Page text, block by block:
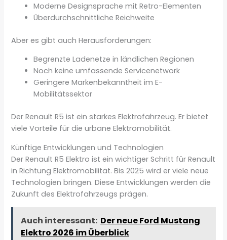
Moderne Designsprache mit Retro-Elementen
Überdurchschnittliche Reichweite
Aber es gibt auch Herausforderungen:
Begrenzte Ladenetze in ländlichen Regionen
Noch keine umfassende Servicenetwork
Geringere Markenbekanntheit im E-
Mobilitätssektor
Der Renault R5 ist ein starkes Elektrofahrzeug. Er bietet
viele Vorteile für die urbane Elektromobilität.
Künftige Entwicklungen und Technologien
Der Renault R5 Elektro ist ein wichtiger Schritt für Renault
in Richtung Elektromobilität. Bis 2025 wird er viele neue
Technologien bringen. Diese Entwicklungen werden die
Zukunft des Elektrofahrzeugs prägen.
Auch interessant: Der neue Ford Mustang
Elektro 2026 im Überblick